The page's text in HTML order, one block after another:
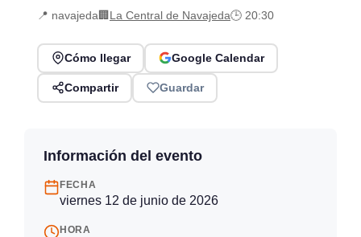
📍 navajeda🏢La Central de Navajeda🕒 20:30
Cómo llegar Google Calendar
Compartir Guardar
Información del evento
FECHA
viernes 12 de junio de 2026
HORA